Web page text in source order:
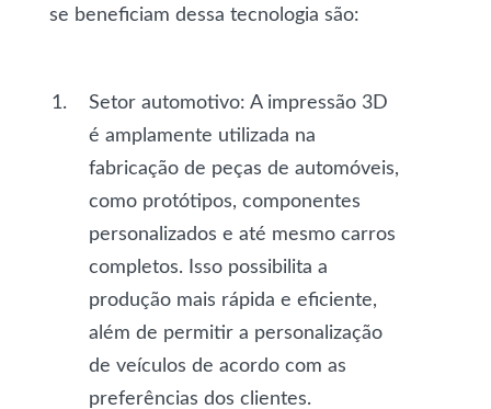
se beneficiam dessa tecnologia são:
Setor automotivo: A impressão 3D
é amplamente utilizada na
fabricação de peças de automóveis,
como protótipos, componentes
personalizados e até mesmo carros
completos. Isso possibilita a
produção mais rápida e eficiente,
além de permitir a personalização
de veículos de acordo com as
preferências dos clientes.